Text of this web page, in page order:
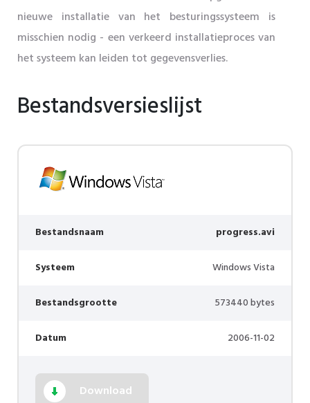
nieuwe installatie van het besturingssysteem is
misschien nodig - een verkeerd installatieproces van
het systeem kan leiden tot gegevensverlies.
Bestandsversieslijst
Bestandsnaam progress.avi
Systeem Windows Vista
Bestandsgrootte 573440 bytes
Datum 2006-11-02
Download